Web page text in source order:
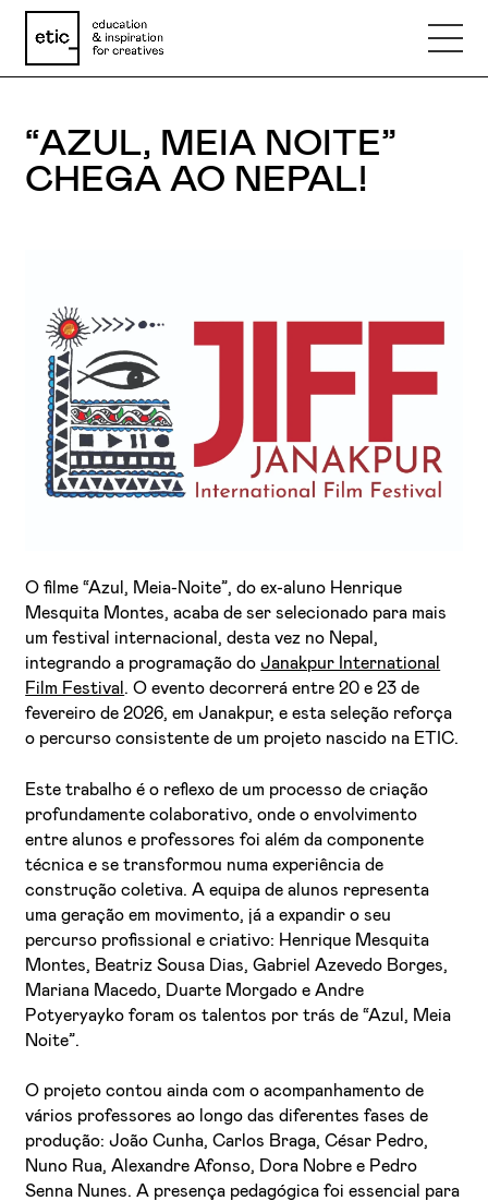
Nome
Motivo
Mensagem
Li e aceito a Política de Privacidade
Aceito receber emails sobre novidades da ETIC
“AZUL, MEIA NOITE”
CHEGA AO NEPAL!
O filme “Azul, Meia-Noite”, do ex-aluno Henrique
Mesquita Montes, acaba de ser selecionado para mais
um festival internacional, desta vez no Nepal,
integrando a programação doJanakpur International
Film Festival . O evento decorrerá entre 20 e 23 de
fevereiro de 2026, em Janakpur, e esta seleção reforça
o percurso consistente de um projeto nascido na ETIC.
Este trabalho é o reflexo de um processo de criação
profundamente colaborativo, onde o envolvimento
entre alunos e professores foi além da componente
técnica e se transformou numa experiência de
construção coletiva. A equipa de alunos representa
uma geração em movimento, já a expandir o seu
percurso profissional e criativo: Henrique Mesquita
Montes, Beatriz Sousa Dias, Gabriel Azevedo Borges,
Mariana Macedo, Duarte Morgado e Andre
Potyeryayko foram os talentos por trás de “Azul, Meia
Noite”.
O projeto contou ainda com o acompanhamento de
vários professores ao longo das diferentes fases de
produção: João Cunha, Carlos Braga, César Pedro,
Nuno Rua, Alexandre Afonso, Dora Nobre e Pedro
Senna Nunes. A presença pedagógica foi essencial para